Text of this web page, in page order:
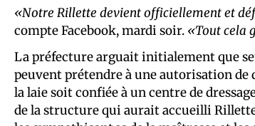
«Notre Rillette devient officiellement et
compte Facebook, mardi soir. «Tout cela
La préfecture arguait initialement que
peuvent prétendre à une autorisation
la laie soit confiée à un centre de
de la structure qui aurait accueilli